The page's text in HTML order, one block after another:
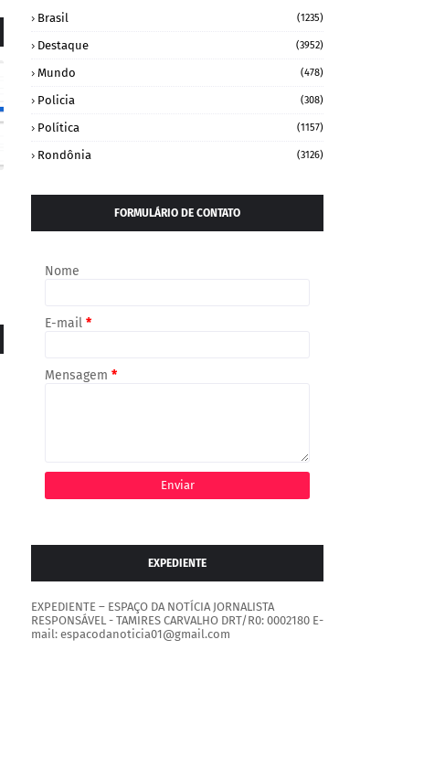
Brasil (1235)
Destaque (3952)
Mundo (478)
Policia (308)
Política (1157)
Rondônia (3126)
FORMULÁRIO DE CONTATO
Nome
E-mail *
Mensagem *
EXPEDIENTE
EXPEDIENTE – ESPAÇO DA NOTÍCIA JORNALISTA
RESPONSÁVEL - TAMIRES CARVALHO DRT/R0: 0002180 E-
mail: espacodanoticia01@gmail.com